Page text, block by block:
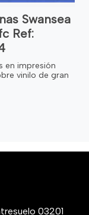
Swansea
Ref:
en impresión
vinilo de gran
03201